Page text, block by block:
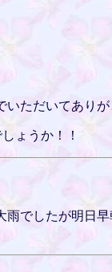
ただいてありが
ょうか！！
でしたが明日